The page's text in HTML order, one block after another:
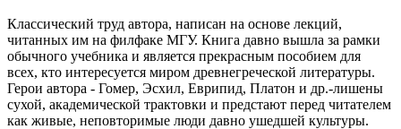
Классический труд автора, написан на основе лекций,
читанных им на филфаке МГУ. Книга давно вышла за рамки
обычного учебника и является прекрасным пособием для
всех, кто интересуется миром древнегреческой литературы.
Герои автора - Гомер, Эсхил, Еврипид, Платон и др.-лишены
сухой, академической трактовки и предстают перед читателем
как живые, неповторимые люди давно ушедшей культуры.